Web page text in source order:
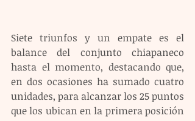
Siete triunfos y un empate es el
balance del conjunto chiapaneco
hasta el momento, destacando que,
en dos ocasiones ha sumado cuatro
unidades, para alcanzar los 25 puntos
que los ubican en la primera posición